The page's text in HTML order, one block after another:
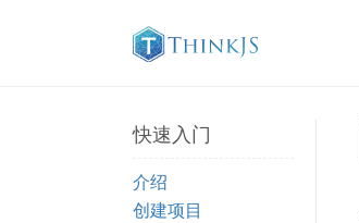
快速入门
介绍
创建项目